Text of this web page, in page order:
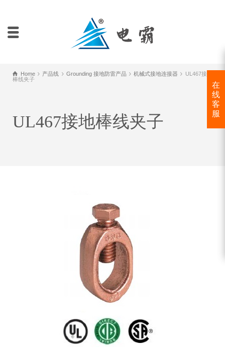
Home 产品线 Grounding 接地防雷产品 机械式接地连接器
UL467接地
棒线夹子
UL467接地棒线夹子
在
线
客
服